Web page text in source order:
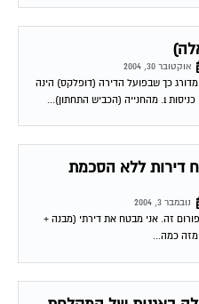
אוקטובר 30, 2004
מדורג כך שבפועל הדירה (דופלקס) הינה
התחתון)...
דירות ללא הסכמת
נובמבר 3, 2004
זה. אני מבטח את דירתי (מבנה +
מזה כמה...